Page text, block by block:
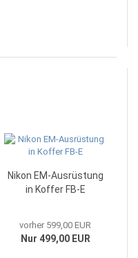
Nikon EM-Ausrüstung
in Koffer FB-E
vorher 599,00 EUR
Nur 499,00 EUR